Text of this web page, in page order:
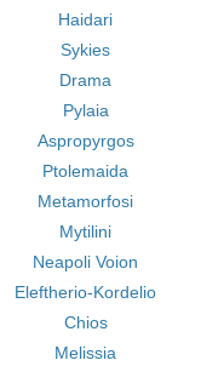
Haidari
Sykies
Drama
Pylaia
Aspropyrgos
Ptolemaida
Metamorfosi
Mytilini
Neapoli Voion
Eleftherio-Kordelio
Chios
Melissia